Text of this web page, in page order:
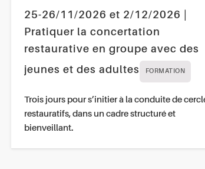
25-26/11/2026 et 2/12/2026 |
Pratiquer la concertation
restaurative en groupe avec des
jeunes et des adultes
FORMATION
Trois jours pour s’initier à la conduite de
restauratifs, dans un cadre structuré et
bienveillant.